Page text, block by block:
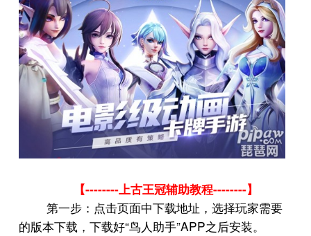
【--------上古王冠辅助教程--------】
第一步：点击页面中下载地址，选择玩家需要
的版本下载，下载好“鸟人助手”APP之后安装。